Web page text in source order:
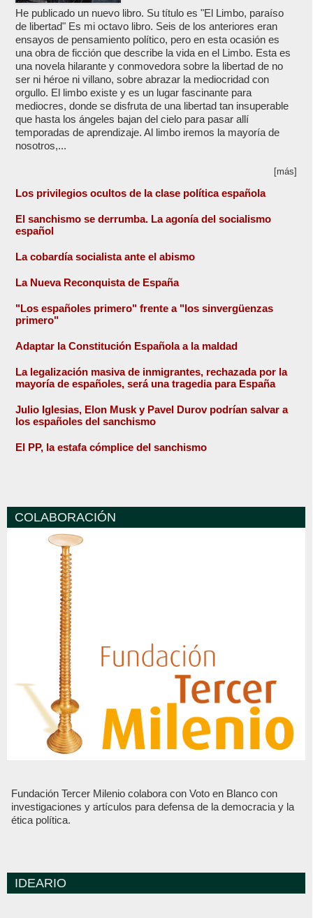
He publicado un nuevo libro. Su título es "El Limbo, paraíso
de libertad" Es mi octavo libro. Seis de los anteriores eran
ensayos de pensamiento político, pero en esta ocasión es
una obra de ficción que describe la vida en el Limbo. Esta es
una novela hilarante y conmovedora sobre la libertad de no
ser ni héroe ni villano, sobre abrazar la mediocridad con
orgullo. El limbo existe y es un lugar fascinante para
mediocres, donde se disfruta de una libertad tan insuperable
que hasta los ángeles bajan del cielo para pasar allí
temporadas de aprendizaje. Al limbo iremos la mayoría de
nosotros,...
[más]
Los privilegios ocultos de la clase política española
El sanchismo se derrumba. La agonía del socialismo
español
La cobardía socialista ante el abismo
La Nueva Reconquista de España
"Los españoles primero" frente a "los sinvergüenzas
primero"
Adaptar la Constitución Española a la maldad
La legalización masiva de inmigrantes, rechazada por la
mayoría de españoles, será una tragedia para España
Julio Iglesias, Elon Musk y Pavel Durov podrían salvar a
los españoles del sanchismo
El PP, la estafa cómplice del sanchismo
COLABORACIÓN
Fundación Tercer Milenio colabora con Voto en Blanco con
investigaciones y artículos para defensa de la democracia y la
ética política.
IDEARIO